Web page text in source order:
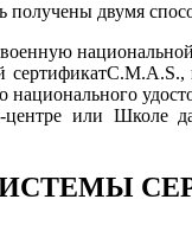
двумя
национального
или Школе